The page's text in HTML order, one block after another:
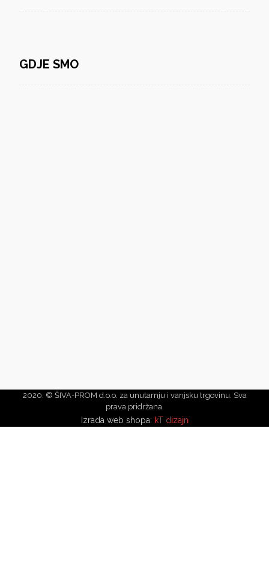
GDJE SMO
2020. © ŠIVA-PROM d.o.o. za unutarnju i vanjsku trgovinu. Sva
prava pridržana.
Izrada web shopa: kT dizajn